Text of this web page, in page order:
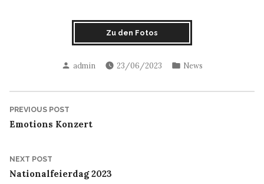
Zu den Fotos
Posted
admin 23/06/2023
Posted
News
Post
navigation
PREVIOUS POST
post:
Emotions Konzert
NEXT POST
post:
Nationalfeierdag 2023